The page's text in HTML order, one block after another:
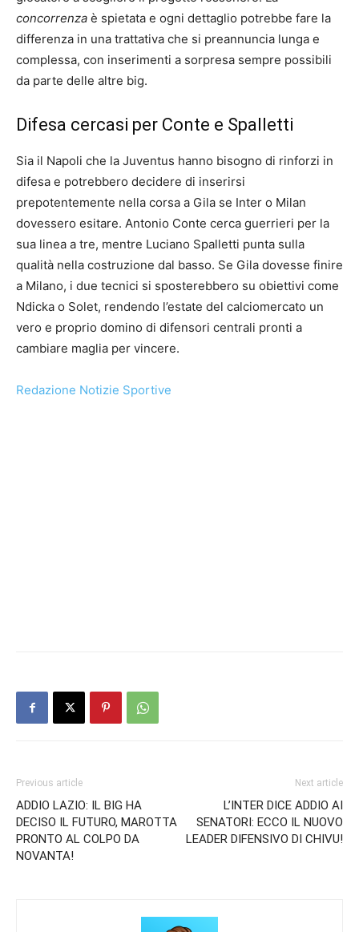
concorrenza è spietata e ogni dettaglio potrebbe fare la
differenza in una trattativa che si preannuncia lunga e
complessa, con inserimenti a sorpresa sempre possibili
da parte delle altre big.
Difesa cercasi per Conte e Spalletti
Sia il Napoli che la Juventus hanno bisogno di rinforzi in
difesa e potrebbero decidere di inserirsi
prepotentemente nella corsa a Gila se Inter o Milan
dovessero esitare. Antonio Conte cerca guerrieri per la
sua linea a tre, mentre Luciano Spalletti punta sulla
qualità nella costruzione dal basso. Se Gila dovesse finire
a Milano, i due tecnici si sposterebbero su obiettivi come
Ndicka o Solet, rendendo l’estate del calciomercato un
vero e proprio domino di difensori centrali pronti a
cambiare maglia per vincere.
Redazione Notizie Sportive
Previous article
ADDIO LAZIO: IL BIG HA
DECISO IL FUTURO, MAROTTA
PRONTO AL COLPO DA
NOVANTA!
Next article
L’INTER DICE ADDIO AI
SENATORI: ECCO IL NUOVO
LEADER DIFENSIVO DI CHIVU!